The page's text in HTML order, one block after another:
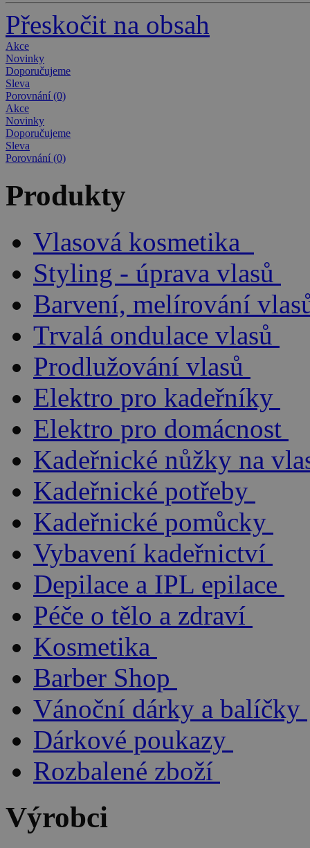
Přeskočit na obsah
Akce
Novinky
Doporučujeme
Sleva
Porovnání (0)
Akce
Novinky
Doporučujeme
Sleva
Porovnání (0)
Produkty
Vlasová kosmetika
Styling - úprava vlasů
Barvení, melírování
Trvalá ondulace vlasů
Prodlužování vlasů
Elektro pro kadeřníky
Elektro pro domácnost
Kadeřnické nůžky na
Kadeřnické potřeby
Kadeřnické pomůcky
Vybavení kadeřnictví
Depilace a IPL epilace
Péče o tělo a zdraví
Kosmetika
Barber Shop
Vánoční dárky a balíčky
Dárkové poukazy
Rozbalené zboží
Výrobci